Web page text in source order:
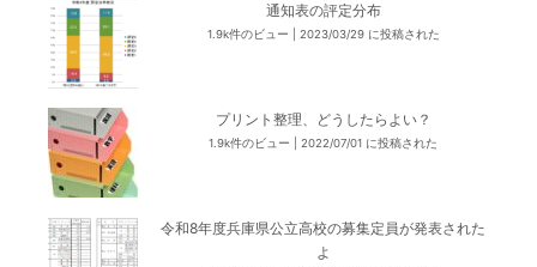
通知表の評定分布
1.9k件のビュー 2023/03/29 に投稿された
プリント整理、どうしたらよい？
1.9k件のビュー 2022/07/01 に投稿された
令和8年度兵庫県公立高校の募集定員が発表された
よ